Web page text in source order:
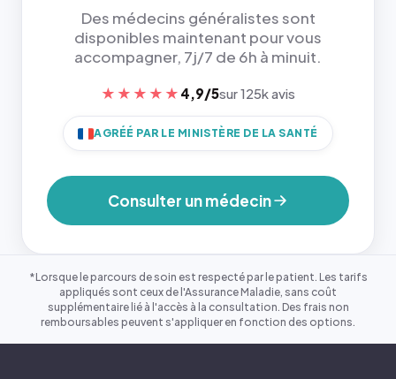
Des médecins généralistes sont
disponibles maintenant pour vous
accompagner, 7j/7 de 6h à minuit.
★★★★★ 4,9/5sur 125k avis
AGRÉÉ PAR LE MINISTÈRE DE LA SANTÉ
Consulter un médecin
*Lorsque le parcours de soin est respecté par le patient. Les tarifs
appliqués sont ceux de l'Assurance Maladie, sans coût
supplémentaire lié à l'accès à la consultation. Des frais non
remboursables peuvent s'appliquer en fonction des options.